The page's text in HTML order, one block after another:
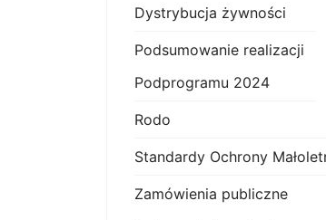
Dystrybucja żywności
Podsumowanie realizacji
Podprogramu 2024
Rodo
Standardy Ochrony
Zamówienia publiczne